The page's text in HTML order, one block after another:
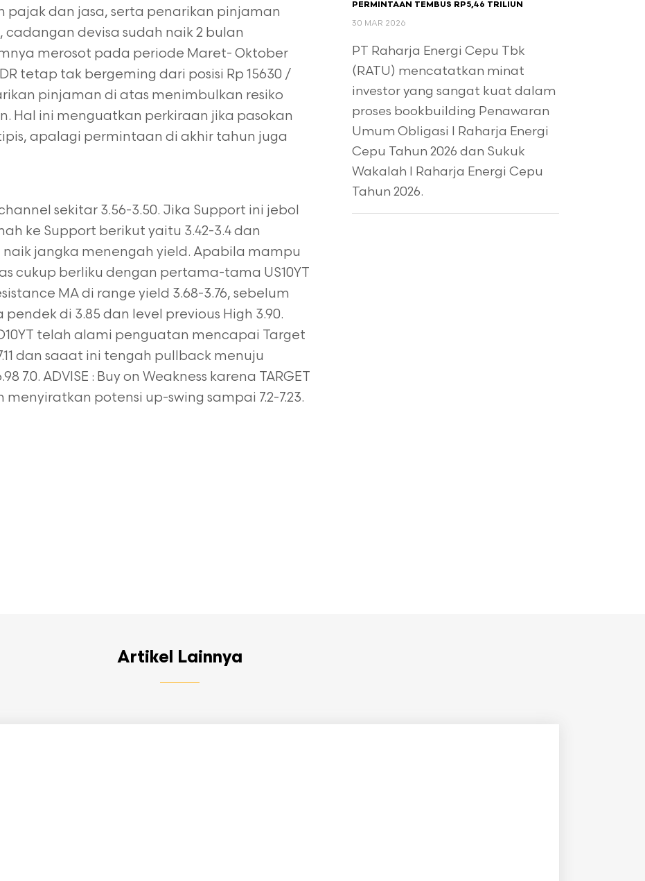
pajak dan jasa, serta penarikan pinjaman
devisa sudah naik 2 bulan
merosot pada periode Maret- Oktober
tetap tak bergeming dari posisi Rp 15630 /
pinjaman di atas menimbulkan resiko
Hal ini menguatkan perkiraan jika pasokan
apalagi permintaan di akhir tahun juga
sekitar 3.56-3.50. Jika Support ini jebol
ke Support berikut yaitu 3.42-3.4 dan
jangka menengah yield. Apabila mampu
cukup berliku dengan pertama-tama US10YT
MA di range yield 3.68-3.76, sebelum
di 3.85 dan level previous High 3.90.
telah alami penguatan mencapai Target
dan saaat ini tengah pullback menuju
7.0. ADVISE : Buy on Weakness karena TARGET
potensi up-swing sampai 7.2-7.23.
PERMINTAAN TEMBUS RP5,46 TRILIUN
30 MAR 2026
PT Raharja Energi Cepu Tbk
(RATU) mencatatkan minat
investor yang sangat kuat dalam
proses bookbuilding Penawaran
Umum Obligasi I Raharja Energi
Cepu Tahun 2026 dan Sukuk
Wakalah I Raharja Energi Cepu
Tahun 2026.
Artikel Lainnya